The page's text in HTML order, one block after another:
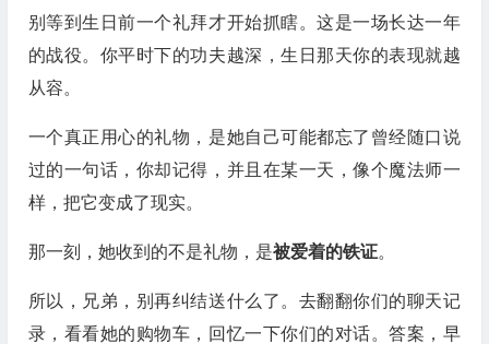
别等到生日前一个礼拜才开始抓瞎。这是一场长达一年
的战役。你平时下的功夫越深，生日那天你的表现就越
从容。
一个真正用心的礼物，是她自己可能都忘了曾经随口说
过的一句话，你却记得，并且在某一天，像个魔法师一
样，把它变成了现实。
那一刻，她收到的不是礼物，是被爱着的铁证。
所以，兄弟，别再纠结送什么了。去翻翻你们的聊天记
录，看看她的购物车，回忆一下你们的对话。答案，早